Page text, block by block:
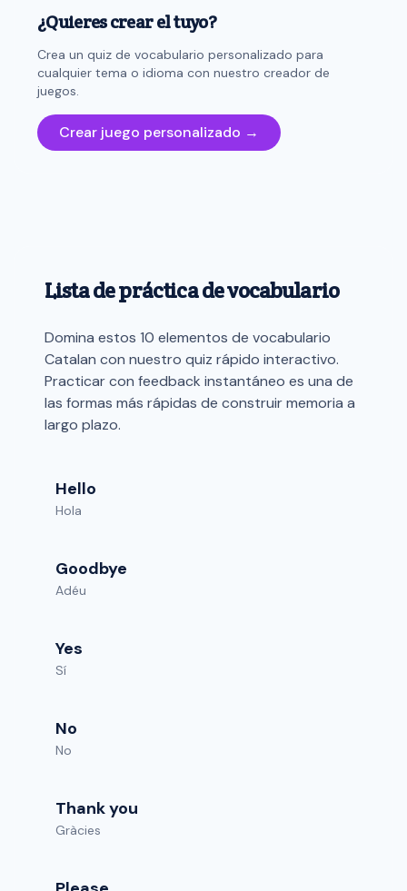
¿Quieres crear el tuyo?
Crea un quiz de vocabulario personalizado para
cualquier tema o idioma con nuestro creador de
juegos.
Crear juego personalizado →
Lista de práctica de vocabulario
Domina estos 10 elementos de vocabulario
Catalan con nuestro quiz rápido interactivo.
Practicar con feedback instantáneo es una de
las formas más rápidas de construir memoria a
largo plazo.
Hello
Hola
Goodbye
Adéu
Yes
Sí
No
No
Thank you
Gràcies